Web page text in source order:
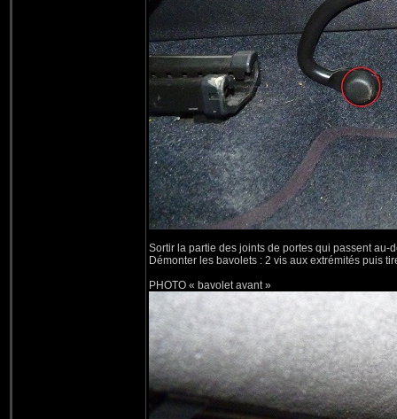
Sortir la partie des joints de portes qui passent au-
Démonter les bavolets : 2 vis aux extrémités puis
PHOTO « bavolet avant »